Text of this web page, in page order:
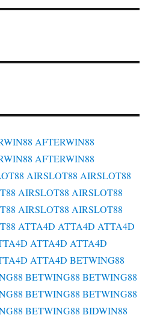
AFTERWIN88
AFTERWIN88
AIRSLOT88 AIRSLOT88
AIRSLOT88 AIRSLOT88
AIRSLOT88 AIRSLOT88
ATTA4D ATTA4D ATTA4D
ATTA4D ATTA4D
ATTA4D BETWING88
BETWING88 BETWING88
BETWING88 BETWING88
BETWING88 BIDWIN88